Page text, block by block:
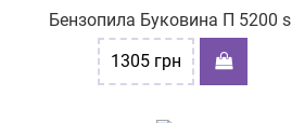
Бензопила Буковина П 5200 s
1305грн